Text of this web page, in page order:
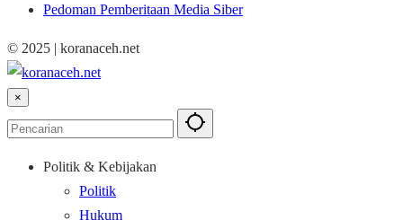
Pedoman Pemberitaan Media Siber
© 2025 | koranaceh.net
×
Politik & Kebijakan
Politik
Hukum